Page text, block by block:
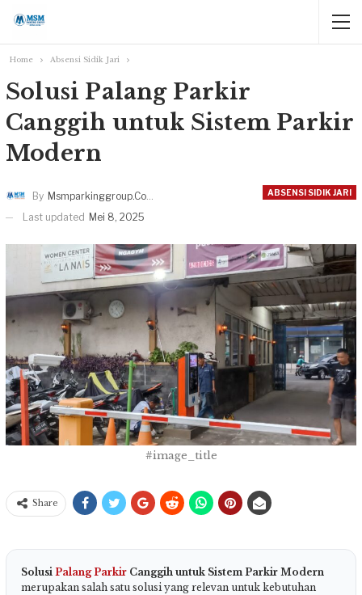
Home Absensi Sidik Jari
Solusi Palang Parkir
Canggih untuk Sistem Parkir
Modern
ABSENSI SIDIK JARI
By Msmparkinggroup.com
Last updated Mei 8, 2025
#image_title
Share
Solusi Palang Parkir Canggih untuk Sistem Parkir Modern
merupakan salah satu solusi yang relevan untuk kebutuhan